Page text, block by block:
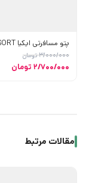
پتو مسافرتی ایکیا KLIBBKORSORT
3/000/000تومان
قیمت
2/700/000 تومان
مقالات مرتبط